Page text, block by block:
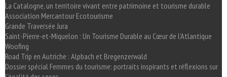
La Catalogne, un territoire vivant entre patrimoine et tourisme durable
Association Mercantour Ecotourisme
Grande Traversée Jura
Saint-Pierre-et-Miquelon : Un Tourisme Durable au Cœur de l'Atlantique
Woofing
Road Trip en Autriche : Alpbach et Bregenzerwald
Dossier spécial Femmes du tourisme: portraits inspirants et réflexions sur